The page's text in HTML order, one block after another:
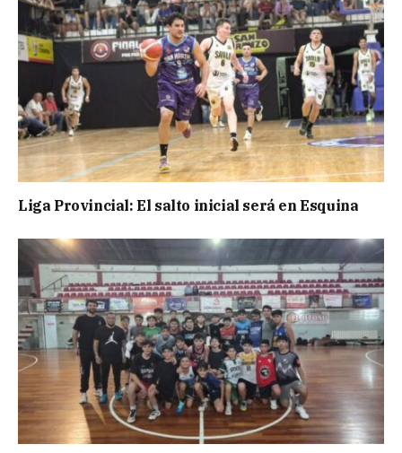
Liga Provincial: El salto inicial será en Esquina